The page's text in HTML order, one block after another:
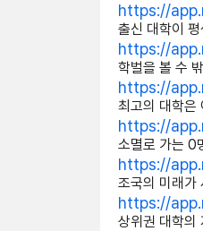
https://
출신 대학이
https://
학벌을 볼 수
https://
최고의 대학은
https://
소멸로 가는 0
https://
조국의 미래가
https://
상위권 대학의